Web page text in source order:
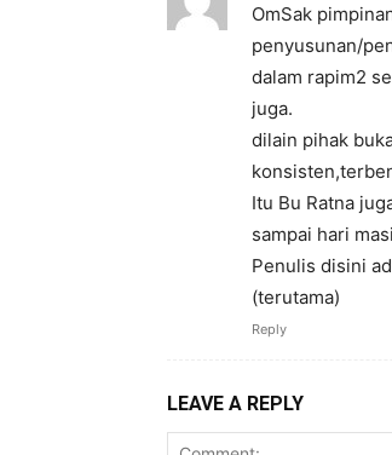
OmSak
penyusunan/
dalam rapim2
juga.
dilain pihak
Itu Bu Ratna
sampai hari
Penulis disini
(terutama)
Reply
LEAVE A REPLY